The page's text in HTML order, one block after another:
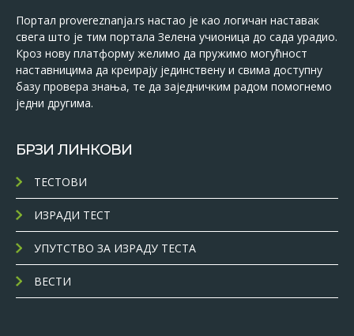
Портал provereznanja.rs настао је као логичан наставак
свега што је тим портала Зелена учионица до сада урадио.
Кроз нову платформу желимо да пружимо могућност
наставницима да креирају јединствену и свима доступну
базу провера знања, те да заједничким радом помогнемо
једни другима.
БРЗИ ЛИНКОВИ
ТЕСТОВИ
ИЗРАДИ ТЕСТ
УПУТСТВО ЗА ИЗРАДУ ТЕСТА
ВЕСТИ